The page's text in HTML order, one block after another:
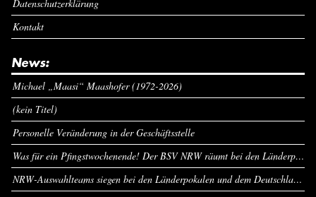
Datenschutzerklärung
Kontakt
News:
Michael „Maasi“ Maashofer (1972-2026)
(kein Titel)
Personelle Veränderung in der Geschäftsstelle
Was für ein Pfingstwochenende! Der BSV NRW räumt bei den Länderpokalen ab
NRW-Auswahlteams siegen bei den Länderpokalen und dem Deutschlandcup an Pfingsten